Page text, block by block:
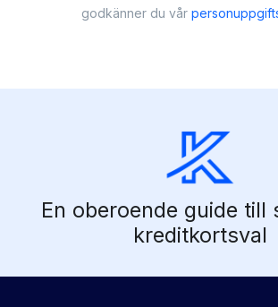
godkänner du vår
En oberoende guide till
kreditkortsval